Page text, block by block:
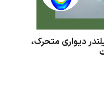
دیواری متحرک،